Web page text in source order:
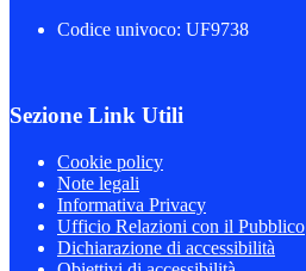
Codice univoco: UF9738
Sezione Link Utili
Cookie policy
Note legali
Informativa Privacy
Ufficio Relazioni con il Pubblico
Dichiarazione di accessibilità